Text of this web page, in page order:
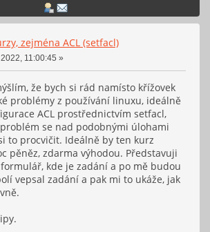
zejména ACL (setfacl)
11:00:45 »
že bych si rád namísto křížovek
problémy z používání linuxu, ideálně
ACL prostřednictvím setfacl,
se nad podobnými úlohami
to procvičit. Ideálně by ten kurz
pěněz, zdarma výhodou. Představuji
kde je zadání a po mě budou
vepsal zadání a pak mi to ukáže, jak